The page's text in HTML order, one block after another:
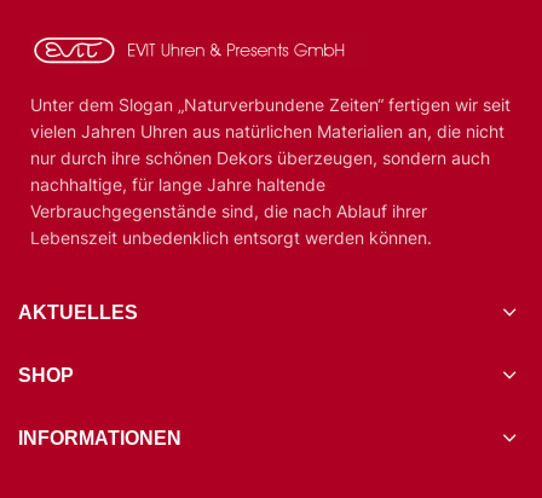
Unter dem Slogan „Naturverbundene Zeiten“ fertigen wir seit
vielen Jahren Uhren aus natürlichen Materialien an, die nicht
nur durch ihre schönen Dekors überzeugen, sondern auch
nachhaltige, für lange Jahre haltende
Verbrauchgegenstände sind, die nach Ablauf ihrer
Lebenszeit unbedenklich entsorgt werden können.
AKTUELLES
SHOP
INFORMATIONEN